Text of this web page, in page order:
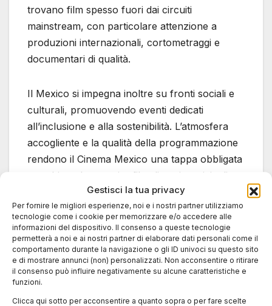
Gestisci la tua privacy
Per fornire le migliori esperienze, noi e i nostri partner utilizziamo
tecnologie come i cookie per memorizzare e/o accedere alle
informazioni del dispositivo. Il consenso a queste tecnologie
permetterà a noi e ai nostri partner di elaborare dati personali come il
comportamento durante la navigazione o gli ID univoci su questo sito
e di mostrare annunci (non) personalizzati. Non acconsentire o ritirare
il consenso può influire negativamente su alcune caratteristiche e
funzioni.
Clicca qui sotto per acconsentire a quanto sopra o per fare scelte
trovano film spesso fuori dai circuiti
mainstream, con particolare attenzione a
produzioni internazionali, cortometraggi e
documentari di qualità.
Il Mexico si impegna inoltre su fronti sociali e
culturali, promuovendo eventi dedicati
all’inclusione e alla sostenibilità. L’atmosfera
accogliente e la qualità della programmazione
rendono il Cinema Mexico una tappa obbligata
per chi vuole scoprire film diversi e originali.
Anteo Palazzo del
Cinema: multisala ma
con cuore
indipendente